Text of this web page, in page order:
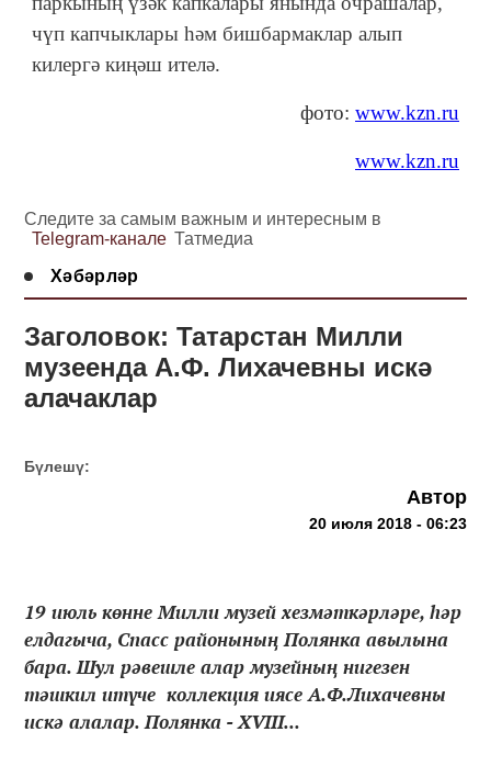
чүп капчыклары һәм бишбармаклар алып
килергә киңәш ителә.
фото: www.kzn.ru
www.kzn.ru
Следите за самым важным и интересным в
Telegram-канале Татмедиа
Хәбәрләр
Заголовок: Татарстан Милли
музеенда А.Ф. Лихачевны искә
алачаклар
Бүлешү:
Автор
20 июля 2018 - 06:23
19 июль көнне Милли музей хезмәткәрләре, һәр
елдагыча, Спасс районының Полянка авылына
бара. Шул рәвешле алар музейның нигезен
тәшкил итүче коллекция иясе А.Ф.Лихачевны
искә алалар. Полянка - XVIII...